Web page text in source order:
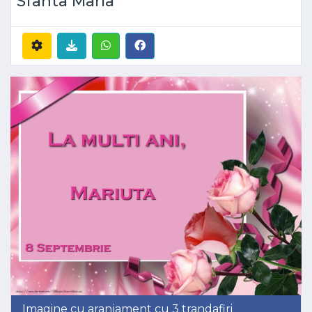
Imagine cu aranjament cu 3 trandafiri